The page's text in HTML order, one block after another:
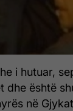
i hutuar,
është
në